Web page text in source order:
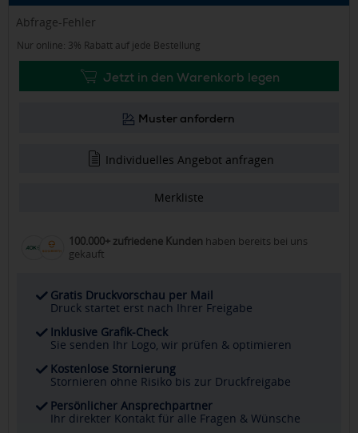
Abfrage-Fehler
Nur online: 3% Rabatt auf jede Bestellung
Jetzt in den Warenkorb legen
Muster anfordern
Individuelles Angebot anfragen
Merkliste
100.000+ zufriedene Kunden haben bereits bei uns
gekauft
Gratis Druckvorschau per Mail
Druck startet erst nach Ihrer Freigabe
Inklusive Grafik-Check
Sie senden Ihr Logo, wir prüfen & optimieren
Kostenlose Stornierung
Stornieren ohne Risiko bis zur Druckfreigabe
Persönlicher Ansprechpartner
Ihr direkter Kontakt für alle Fragen & Wünsche